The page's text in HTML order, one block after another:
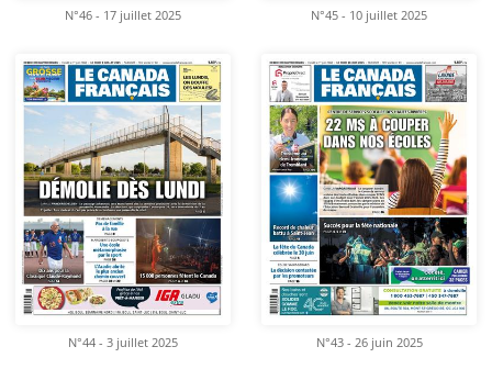
N°46 - 17 juillet 2025 N°45 - 10 juillet 2025
N°44 - 3 juillet 2025 N°43 - 26 juin 2025